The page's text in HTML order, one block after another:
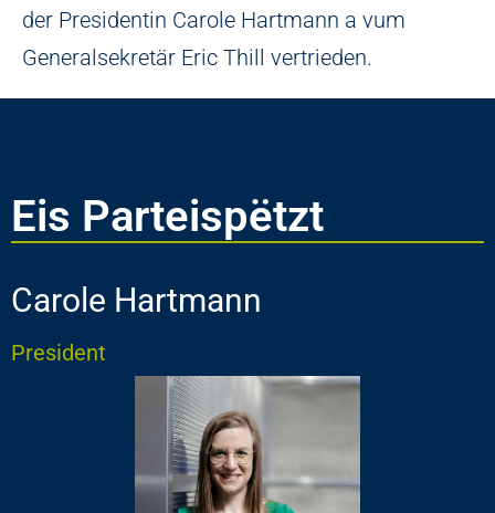
der Presidentin Carole Hartmann a vum
Generalsekretär Eric Thill vertrieden.
Eis Parteispëtzt
Carole Hartmann
President